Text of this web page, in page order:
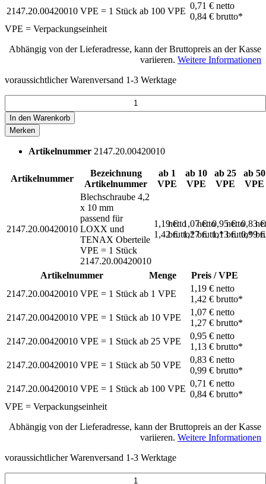
2147.20.00420010 VPE = 1 Stück ab 100 VPE
0,71 €netto
0,84 €brutto*
VPE = Verpackungseinheit
Abhängig von der Lieferadresse, kann der Bruttopreis an der Kasse
variieren. Weitere Informationen
voraussichtlicher Warenversand 1-3 Werktage
In den Warenkorb
Merken
Artikelnummer 2147.20.00420010
Artikelnummer
Bezeichnung
Artikelnummer
ab 1
VPE
ab 10
VPE
ab 25
VPE
ab 50
VPE
2147.20.00420010
Blechschraube 4,2
x 10 mm
passend für
LOXX und
TENAX Oberteile
VPE = 1 Stück
2147.20.00420010
1,19 €
netto
1,42 €brutto*
1,07 €
netto
1,27 €brutto*
0,95 €
netto
1,13 €brutto*
0,83
0,99
Artikelnummer Menge
Preis / VPE
2147.20.00420010 VPE = 1 Stück ab 1 VPE
1,19 €netto
1,42 €brutto*
2147.20.00420010 VPE = 1 Stück ab 10 VPE
1,07 €netto
1,27 €brutto*
2147.20.00420010 VPE = 1 Stück ab 25 VPE
0,95 €netto
1,13 €brutto*
2147.20.00420010 VPE = 1 Stück ab 50 VPE
0,83 €netto
0,99 €brutto*
2147.20.00420010 VPE = 1 Stück ab 100 VPE
0,71 €netto
0,84 €brutto*
VPE = Verpackungseinheit
Abhängig von der Lieferadresse, kann der Bruttopreis an der Kasse
variieren. Weitere Informationen
voraussichtlicher Warenversand 1-3 Werktage